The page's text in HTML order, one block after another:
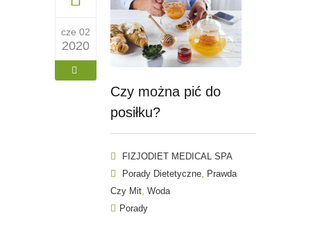
cze 02
2020
Czy można pić do
posiłku?
FIZJODIET MEDICAL SPA
Porady Dietetyczne
Prawda
Czy Mit Woda
Porady